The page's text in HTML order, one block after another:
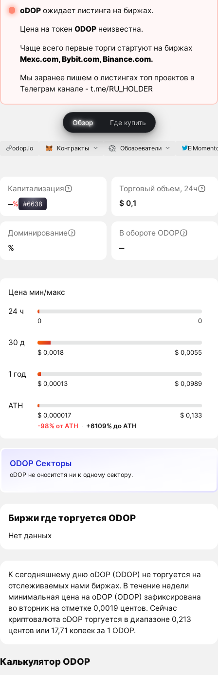
oDOPожидает листинга на биржах.
Цена на токен ODOPнеизвестна.
Чаще всего первые торги стартуют на биржах
Mexc.com,Bybit.com,Binance.com.
Мы заранее пишем о листингах топ проектов в
Телеграм канале - t.me/RU_HOLDER
Обзор Где купить
odop.io Контракты Обозреватели
Капитализация
‒% #6638
Торговый объем, 24ч
$ 0,1
Доминирование
%
В обороте ODOP
‒
Цена мин/макс
24 ч
0 0
30 д
$ 0,0018 $ 0,0055
1 год
$ 0,00013 $ 0,0989
ATH
$ 0,000017
$ 0,133
-98% от ATH · +6109% до ATH
ODOP Секторы
oDOP не оноситстя ни к одному сектору.
Биржи где торгуется ODOP
Нет данных
К сегодняшнему дню oDOP (ODOP) не торгуется на
отслеживаемых нами биржах. В течение недели
минимальная цена на oDOP (ODOP) зафиксирована
во вторник на отметке 0,0019 центов. Сейчас
криптовалюта oDOP торгуется в диапазоне 0,213
центов или 17,71 копеек за 1 ODOP.
Калькулятор ODOP